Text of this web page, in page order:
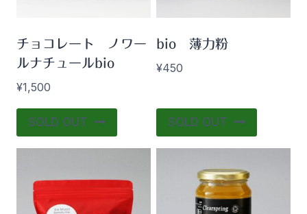
チョコレート ノワー
ルナチュールbio
¥1,500
SOLD OUT
bio 薄力粉
¥450
SOLD OUT